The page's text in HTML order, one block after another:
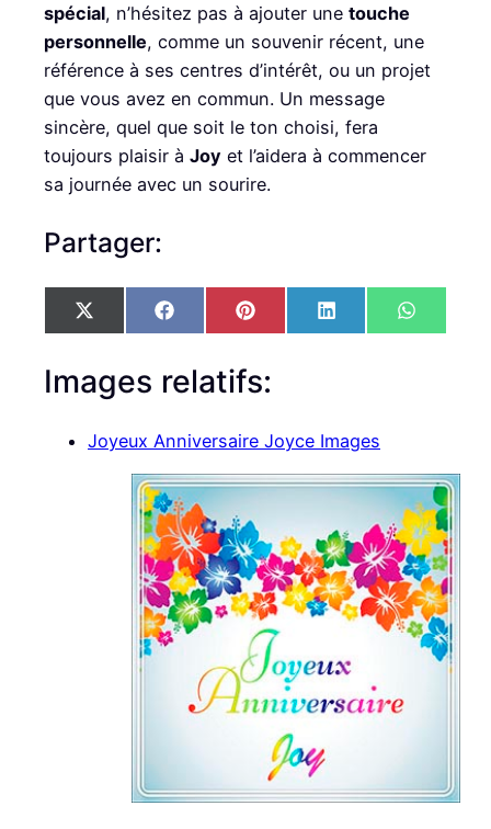
spécial, n’hésitez pas à ajouter une touche
personnelle, comme un souvenir récent, une
référence à ses centres d’intérêt, ou un projet
que vous avez en commun. Un message
sincère, quel que soit le ton choisi, fera
toujours plaisir à Joy et l’aidera à commencer
sa journée avec un sourire.
Partager:
S
h
r
e
o
X
(
w
i
e
S
h
r
e
F
a
e
b
k
S
h
r
e
P
i
t
e
s
S
h
L
i
n
S
h
W
h
Images relatifs:
Joyeux Anniversaire Joyce Images